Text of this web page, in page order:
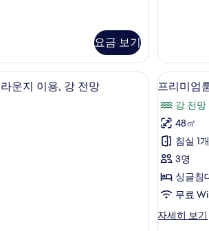
두
보
기
자
세
히
보
기
요금 보기
내
전
사
진
모
두
보
기
블
침
대
2
개,
시
내
전
망
세
히
기
프리미엄 스튜디오, 클럽 라운지 이용, 강 전망 |
운지 이용, 강 전망
프
미
엄
룸,
강
전
사
6
프리미엄
강 전망
48㎡
침실 1개
3명
싱글침
무료
자세히 보기
프